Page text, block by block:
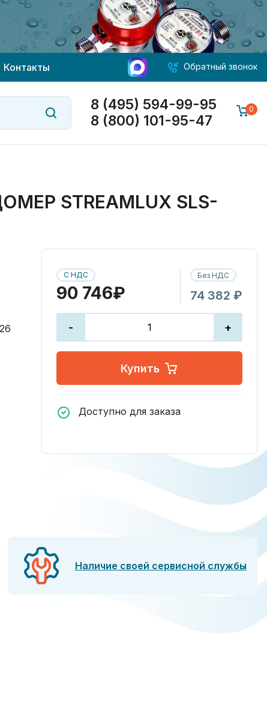
Контакты Обратный звонок
8 (495) 594-99-95
8 (800) 101-95-47
0
STREAMLUX SLS-
С НДС
90 746₽
Без НДС
74 382 ₽
- +
Купить
Доступно для заказа
Наличие своей сервисной службы